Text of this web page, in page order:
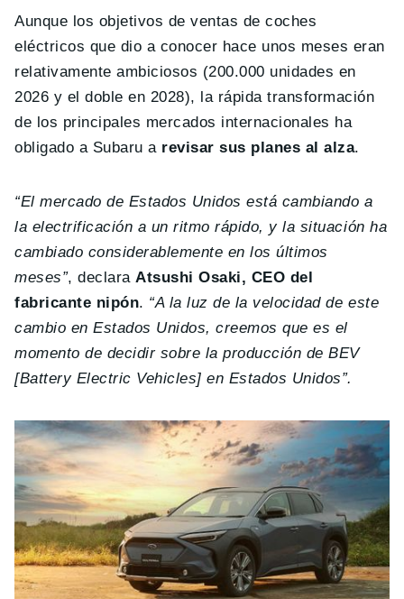
Aunque los objetivos de ventas de coches
eléctricos que dio a conocer hace unos meses eran
relativamente ambiciosos (200.000 unidades en
2026 y el doble en 2028), la rápida transformación
de los principales mercados internacionales ha
obligado a Subaru a revisar sus planes al alza.
“El mercado de Estados Unidos está cambiando a
la electrificación a un ritmo rápido, y la situación ha
cambiado considerablemente en los últimos
meses”, declaraAtsushi Osaki, CEO del
fabricante nipón. “A la luz de la velocidad de este
cambio en Estados Unidos, creemos que es el
momento de decidir sobre la producción de BEV
[Battery Electric Vehicles] en Estados Unidos”.